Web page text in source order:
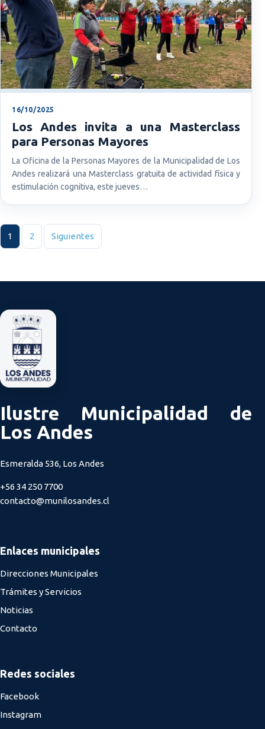
16/10/2025
Los Andes invita a una Masterclass
para Personas Mayores
La Oficina de la Personas Mayores de la Municipalidad de Los
Andes realizará una Masterclass gratuita de actividad física y
estimulación cognitiva, este jueves…
Paginación de entradas
1 2 Siguientes
Ilustre Municipalidad de
Los Andes
Esmeralda 536, Los Andes
+56 34 250 7700
contacto@munilosandes.cl
Enlaces municipales
Direcciones Municipales
Trámites y Servicios
Noticias
Contacto
Redes sociales
Facebook
Instagram